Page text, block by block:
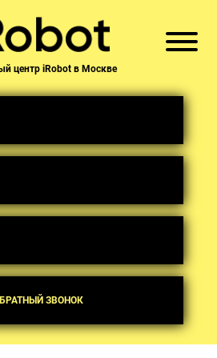
центр iRobot в Москве
ЗВОНОК